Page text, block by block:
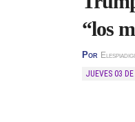
“los
Por
JUEVES 03